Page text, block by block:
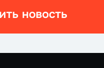
новость